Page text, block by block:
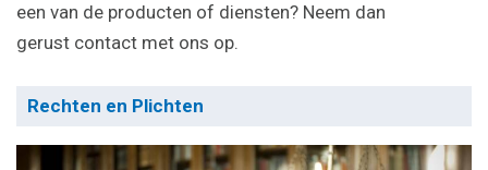
een van de producten of diensten? Neem dan
gerust contact met ons op.
Rechten en Plichten